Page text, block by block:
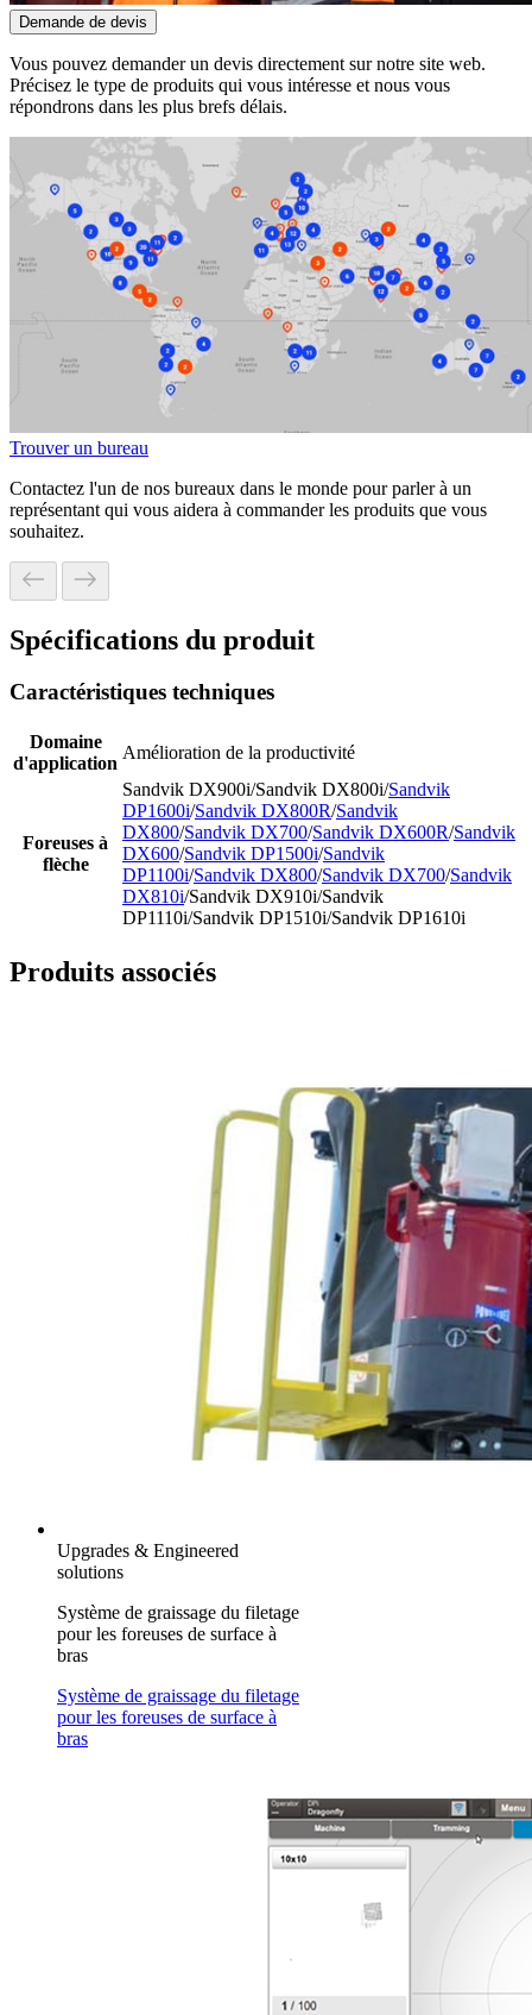
Demande de devis
Vous pouvez demander un devis directement sur notre site web.
Précisez le type de produits qui vous intéresse et nous vous
répondrons dans les plus brefs délais.
Trouver un bureau
Contactez l'un de nos bureaux dans le monde pour parler à un
représentant qui vous aidera à commander les produits que vous
souhaitez.
Spécifications du produit
Caractéristiques techniques
Domaine
d'application
Amélioration de la productivité
Foreuses à
flèche
Sandvik DX900i/Sandvik DX800i/Sandvik
DP1600i/Sandvik DX800R/Sandvik
DX800/Sandvik DX700/Sandvik DX600R/Sandvik
DX600/Sandvik DP1500i/Sandvik
DP1100i/Sandvik DX800/Sandvik DX700/Sandvik
DX810i/Sandvik DX910i/Sandvik
DP1110i/Sandvik DP1510i/Sandvik DP1610i
Produits associés
Upgrades & Engineered
solutions
Système de graissage du filetage
pour les foreuses de surface à
bras
Système de graissage du filetage
pour les foreuses de surface à
bras